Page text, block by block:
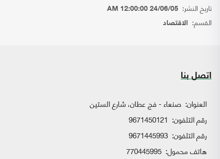
تاريخ النشر: 24/06/05 12:00:00 AM
القسم: الاقتصاد
اتصل بنا
العنوان: صنعاء - فج عطان، شارع الستين
رقم التلفون: 9671450121
رقم التلفون: 9671445993
هاتف محمول: 770445995